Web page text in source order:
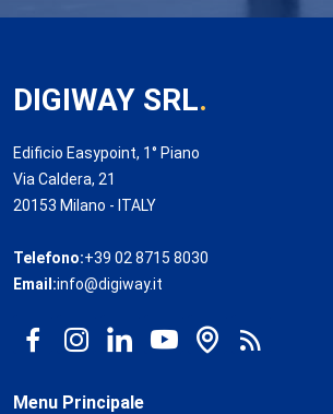
DIGIWAY SRL.
Edificio Easypoint, 1° Piano
Via Caldera, 21
20153 Milano - ITALY
Telefono:+39 02 8715 8030
Email:info@digiway.it
Menu Principale